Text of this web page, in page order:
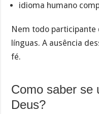
idioma humano
Nem todo participante
línguas. A ausência
fé.
Como saber se
Deus?